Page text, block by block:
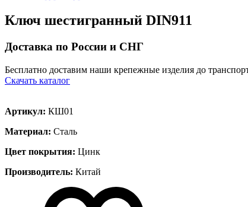
Ключ шестигранный DIN911
Доставка по России и СНГ
Бесплатно доставим наши крепежные изделия до
Скачать каталог
Артикул: КШ01
Материал: Сталь
Цвет покрытия: Цинк
Производитель: Китай